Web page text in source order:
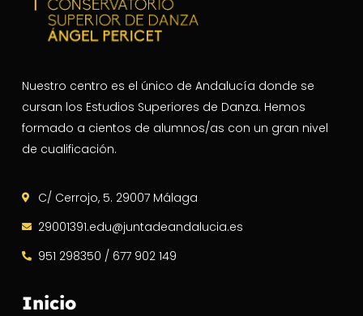
Nuestro centro es el único de Andalucía donde se
cursan los Estudios Superiores de Danza. Hemos
formado a cientos de alumnos/as con un gran nivel
de cualificación.
C/ Cerrojo, 5. 29007 Málaga
29001391.edu@juntadeandalucia.es
951 298350 / 677 902 149
Inicio